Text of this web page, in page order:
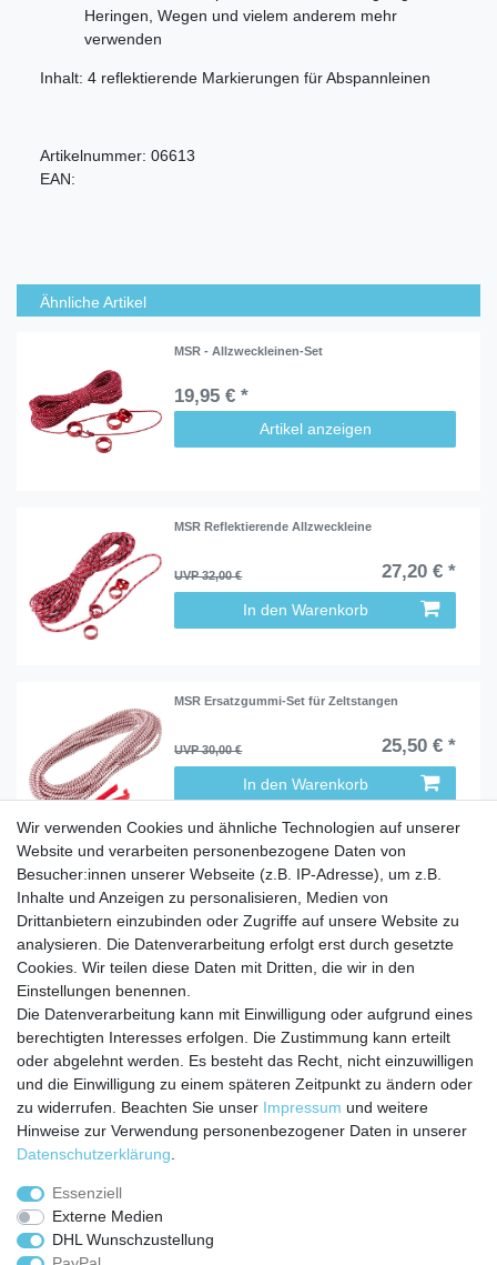
Heringen, Wegen und vielem anderem mehr
verwenden
Inhalt: 4 reflektierende Markierungen für Abspannleinen
Artikelnummer: 06613
EAN:
Ähnliche Artikel
MSR - Allzweckleinen-Set
19,95 € *
Artikel anzeigen
MSR Reflektierende Allzweckleine
UVP 32,00 € 27,20 € *
In den Warenkorb
MSR Ersatzgummi-Set für Zeltstangen
UVP 30,00 € 25,50 € *
In den Warenkorb
Wir verwenden Cookies und ähnliche Technologien auf unserer
Website und verarbeiten personenbezogene Daten von
Besucher:innen unserer Webseite (z.B. IP-Adresse), um z.B.
Inhalte und Anzeigen zu personalisieren, Medien von
Drittanbietern einzubinden oder Zugriffe auf unsere Website zu
analysieren. Die Datenverarbeitung erfolgt erst durch gesetzte
Cookies. Wir teilen diese Daten mit Dritten, die wir in den
Einstellungen benennen.
Die Datenverarbeitung kann mit Einwilligung oder aufgrund eines
berechtigten Interesses erfolgen. Die Zustimmung kann erteilt
oder abgelehnt werden. Es besteht das Recht, nicht einzuwilligen
und die Einwilligung zu einem späteren Zeitpunkt zu ändern oder
zu widerrufen. Beachten Sie unser Impressum und weitere
Hinweise zur Verwendung personenbezogener Daten in unserer
Daten­schutz­erklärung
Essenziell
Externe Medien
DHL Wunschzustellung
Service
Zahlungarten
Versandkosten
Batterierücknahmeverordnung
Kostenloser Newsletter
E-MAIL **
Newsletter
Honig
Daten­schutz­erklärung
Einwilligung kann ich jederzeit widerrufen.**